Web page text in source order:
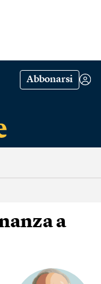
Abbonarsi
a